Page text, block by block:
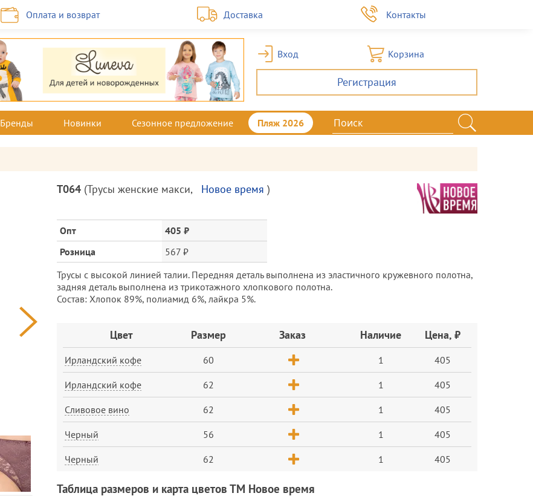
Оплата и возврат Доставка Контакты
Вход Корзина
Регистрация
Бренды Новинки Сезонное предложение Пляж 2026
Описание
товара
цена
Т064 (Трусы женские макси, Новое время )
Опт
405 ₽
Розница
567 ₽
Трусы с высокой линией талии. Передняя деталь выполнена из эластичного кружевного полотна,
задняя деталь выполнена из трикотажного хлопкового полотна.
Состав: Хлопок 89%, полиамид 6%, лайкра 5%.
Цвет Размер Заказ Наличие Цена, ₽
Ирландский кофе 60 1 405
Ирландский кофе 62 1 405
Сливовое вино 62 1 405
Черный 56 1 405
Черный 62 1 405
Таблица размеров и карта цветов ТМ Новое время